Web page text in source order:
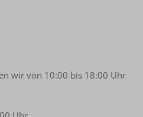
wir von 10:00 bis 18:00 Uhr